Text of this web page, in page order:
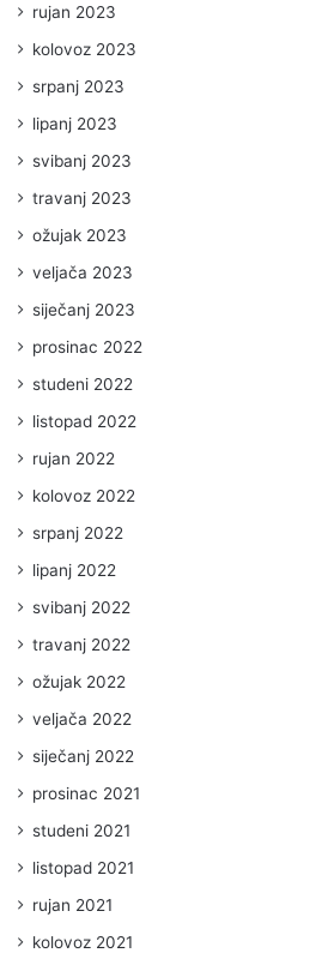
rujan 2023
kolovoz 2023
srpanj 2023
lipanj 2023
svibanj 2023
travanj 2023
ožujak 2023
veljača 2023
siječanj 2023
prosinac 2022
studeni 2022
listopad 2022
rujan 2022
kolovoz 2022
srpanj 2022
lipanj 2022
svibanj 2022
travanj 2022
ožujak 2022
veljača 2022
siječanj 2022
prosinac 2021
studeni 2021
listopad 2021
rujan 2021
kolovoz 2021